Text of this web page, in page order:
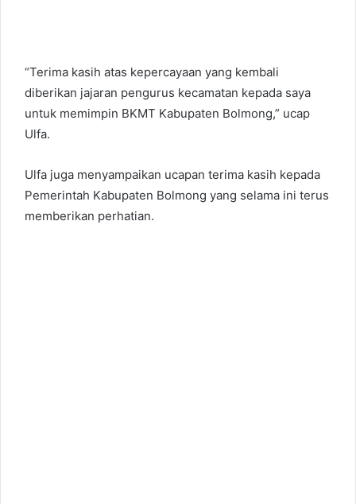
“Terima kasih atas kepercayaan yang kembali
diberikan jajaran pengurus kecamatan kepada saya
untuk memimpin BKMT Kabupaten Bolmong,” ucap
Ulfa.
Ulfa juga menyampaikan ucapan terima kasih kepada
Pemerintah Kabupaten Bolmong yang selama ini terus
memberikan perhatian.